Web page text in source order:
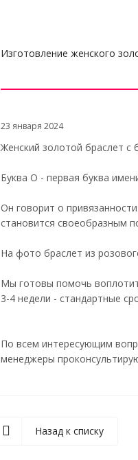
Изготовление женского
23 января 2024
Женский золотой браслет с
Буква О - первая буква
Он говорит о
становится своеобразным
На фото браслет из
Мы готовы помочь
3-4 недели - стандартные
По всем интересующим
менеджеры
Назад к списку